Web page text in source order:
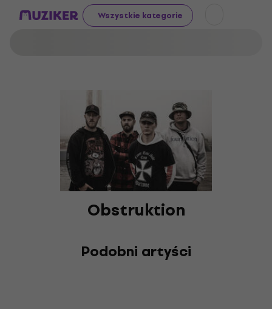
Wszystkie kategorie
Obstruktion
Podobni artyści